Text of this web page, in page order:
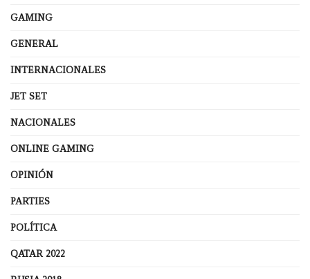
GAMING
GENERAL
INTERNACIONALES
JET SET
NACIONALES
ONLINE GAMING
OPINIÓN
PARTIES
POLÍTICA
QATAR 2022